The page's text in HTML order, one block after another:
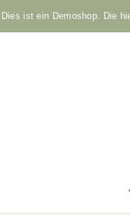
Dies ist ein Demoshop. Die